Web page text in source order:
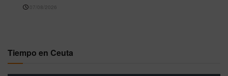
07/08/2026
Tiempo en Ceuta